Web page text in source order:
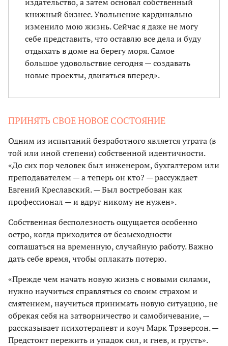
книжный бизнес. Увольнение кардинально
изменило мою жизнь. Сейчас я даже не могу
себе представить, что оставлю все дела и буду
отдыхать в доме на берегу моря. Самое
большое удовольствие сегодня — создавать
новые проекты, двигаться вперед».
ПРИНЯТЬ СВОЕ НОВОЕ СОСТОЯНИЕ
Одним из испытаний безработного является утрата (в
той или иной степени) собственной идентичности.
«До сих пор человек был инженером, бухгалтером или
преподавателем — а теперь он кто? — рассуждает
Евгений Креславский. — Был востребован как
профессионал — и вдруг никому не нужен».
Собственная бесполезность ощущается особенно
остро, когда приходится от безысходности
соглашаться на временную, случайную работу. Важно
дать себе время, чтобы оплакать потерю.
«Прежде чем начать новую жизнь с новыми силами,
нужно научиться справляться со своим страхом и
смятением, научиться принимать новую ситуацию, не
обрекая себя на затворничество и самобичевание, —
рассказывает психотерапевт и коуч Марк Трэверсон. —
Предстоит пережить и упадок сил, и гнев, и грусть».